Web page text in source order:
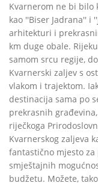
Kvarnerom ne bi bilo
kao ''Biser Jadrana'' i
arhitekturi i
km duge obale.
samom srcu regije,
Kvarnerski zaljev s
vlakom i trajektom.
destinacija sama po
prekrasnih
riječkoga
Kvarnerskog zaljeva
fantastično mjesto
smještajnih
budžetu. Možete,